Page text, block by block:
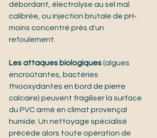
débordant, électrolyse au sel mal
calibrée, ou injection brutale de pH-
moins concentré près d'un
refoulement.
Les attaques biologiques (algues
encroûtantes, bactéries
thiooxydantes en bord de pierre
calcaire) peuvent fragiliser la surface
du PVC armé en climat provençal
humide. Un nettoyage spécialisé
précède alors toute opération de